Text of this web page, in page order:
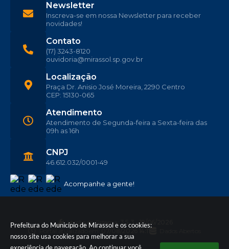
Prefeitura do Município de Mirassol e os cookies:
nosso site usa cookies para melhorar a sua
Acompanhe a gente!
Localização
Praça Dr. Anisio José Moreira, 2290 Centro
CEP: 15130-065
Contato
(17) 3243-8120
ouvidoria@mirassol.sp.gov.br
Atendimento
Atendimento de Segunda-feira a Sexta-feira das
09h as 16h
CNPJ
46.612.032/0001-49
Newsletter
Inscreva-se em nossa Newsletter para receber
novidades!
Versão do Sistema: 3.5.3 - 19/06/2026
Portal atualizado em: